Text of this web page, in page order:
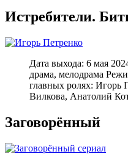
Истребители.
Дата выхода: 6 мая
драма, мелодрама
главных ролях: Игорь
Вилкова, Анатолий
Заговорённый